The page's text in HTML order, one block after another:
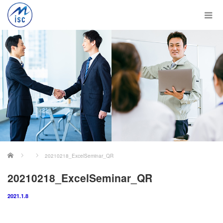
ホーム 20210218_ExcelSeminar_QR
20210218_ExcelSeminar_QR
2021.1.8